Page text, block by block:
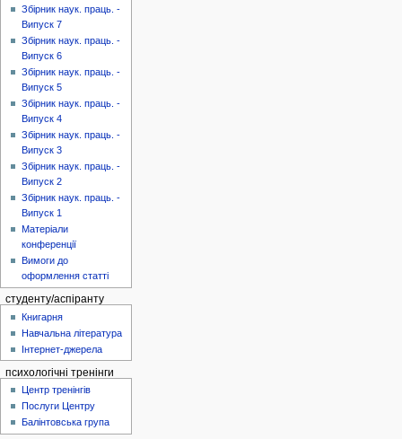
Збірник наук. праць. -
Випуск 7
Збірник наук. праць. -
Випуск 6
Збірник наук. праць. -
Випуск 5
Збірник наук. праць. -
Випуск 4
Збірник наук. праць. -
Випуск 3
Збірник наук. праць. -
Випуск 2
Збірник наук. праць. -
Випуск 1
Матеріали
конференції
Вимоги до
оформлення статті
студенту/аспіранту
Книгарня
Навчальна література
Інтернет-джерела
психологічні тренінги
Центр тренінгів
Послуги Центру
Балінтовська група